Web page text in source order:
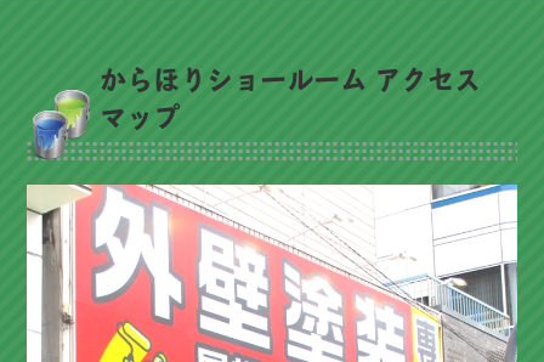
からほりショールーム アクセス
マップ